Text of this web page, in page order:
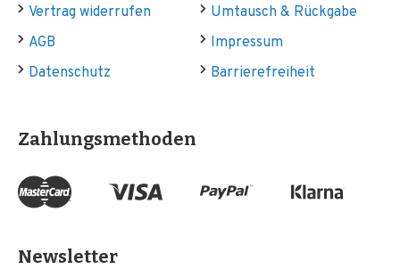
Vertrag widerrufen
Umtausch & Rückgabe
AGB
Impressum
Datenschutz
Barrierefreiheit
Zahlungsmethoden
Newsletter